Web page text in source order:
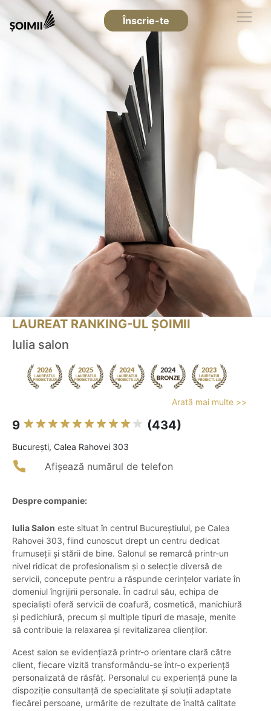
Înscrie-te
LAUREAT RANKING-UL ȘOIMII
Iulia salon
Arată mai multe >>
9 (434)
Bucureşti, Calea Rahovei 303
Afișează numărul de telefon
Despre companie:
Iulia Salon este situat în centrul Bucureștiului, pe Calea
Rahovei 303, fiind cunoscut drept un centru dedicat
frumuseții și stării de bine. Salonul se remarcă printr-un
nivel ridicat de profesionalism și o selecție diversă de
servicii, concepute pentru a răspunde cerințelor variate în
domeniul îngrijirii personale. În cadrul său, echipa de
specialiști oferă servicii de coafură, cosmetică, manichiură
și pedichiură, precum și multiple tipuri de masaje, menite
să contribuie la relaxarea și revitalizarea clienților.
Acest salon se evidențiază printr-o orientare clară către
client, fiecare vizită transformându-se într-o experiență
personalizată de răsfăț. Personalul cu experiență pune la
dispoziție consultanță de specialitate și soluții adaptate
fiecărei persoane, urmărite de rezultate de înaltă calitate